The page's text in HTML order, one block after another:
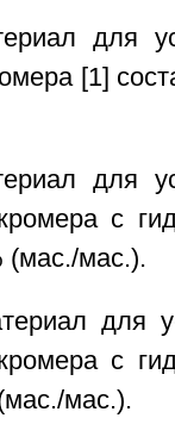
для
[1]
для
с
(мас./мас.).
для
с
мас.).